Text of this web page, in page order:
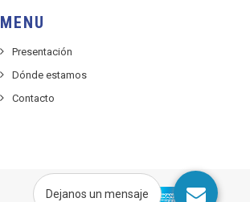
Dejanos un mensaje
MENU
Presentación
Dónde estamos
Contacto